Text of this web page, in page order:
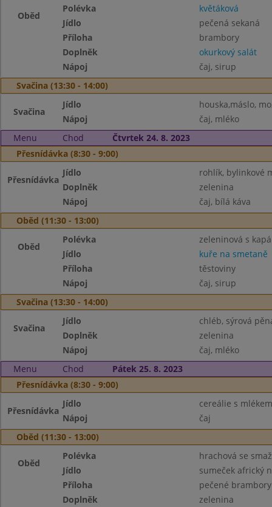
Oběd
Polévka
květáková
Jídlo
pečená sekaná
Příloha
brambory
Doplněk
okurkový salát
Nápoj
čaj, sirup
Svačina (13:30 - 14:00)
Svačina
Jídlo
houska,máslo,
Nápoj
čaj, mléko
Menu
Chod
Čtvrtek 24. 8. 2023
Přesnídávka (8:30 - 9:00)
Přesnídávka
Jídlo
rohlík, bylinkové
Doplněk
zelenina
Nápoj
čaj, bílá káva
Oběd (11:30 - 13:00)
Oběd
Polévka
zeleninová s
Jídlo
kuře na smetaně
Příloha
těstoviny
Nápoj
čaj, sirup
Svačina (13:30 - 14:00)
Svačina
Jídlo
chléb, sýrová
Doplněk
zelenina
Nápoj
čaj, mléko
Menu
Chod
Pátek 25. 8. 2023
Přesnídávka (8:30 - 9:00)
Přesnídávka
Jídlo
cereálie s mlékem
Nápoj
čaj
Oběd (11:30 - 13:00)
Oběd
Polévka
hrachová se
Jídlo
sumeček africký
Příloha
pečené brambory
Doplněk
zelenina